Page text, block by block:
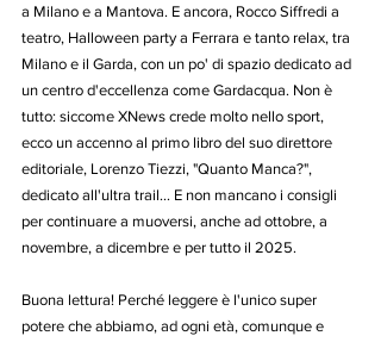
a Milano e a Mantova. E ancora, Rocco Siffredi a
teatro, Halloween party a Ferrara e tanto relax, tra
Milano e il Garda, con un po' di spazio dedicato ad
un centro d'eccellenza come Gardacqua. Non è
tutto: siccome XNews crede molto nello sport,
ecco un accenno al primo libro del suo direttore
editoriale, Lorenzo Tiezzi, "Quanto Manca?",
dedicato all'ultra trail... E non mancano i consigli
per continuare a muoversi, anche ad ottobre, a
novembre, a dicembre e per tutto il 2025.
Buona lettura! Perché leggere è l'unico super
potere che abbiamo, ad ogni età, comunque e